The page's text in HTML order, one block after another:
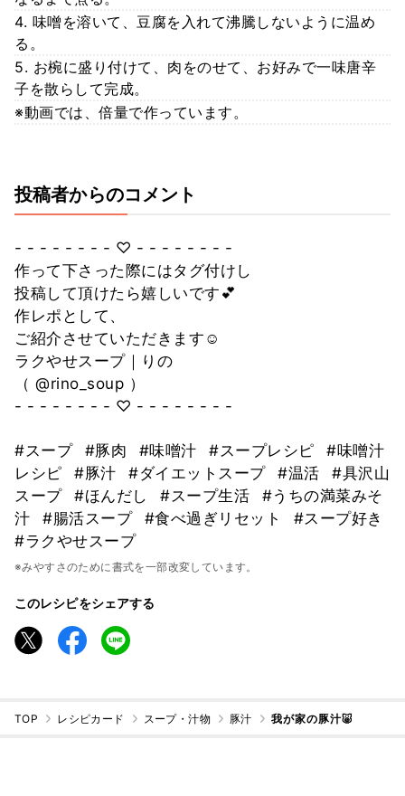
4. 味噌を溶いて、豆腐を入れて沸騰しないように温め
る。
5. お椀に盛り付けて、肉をのせて、お好みで一味唐辛
子を散らして完成。
※動画では、倍量で作っています。
投稿者からのコメント
- - - - - - - - ♡ - - - - - - - -
作って下さった際にはタグ付けし
投稿して頂けたら嬉しいです💕
作レポとして、
ご紹介させていただきます☺️
ラクやせスープ｜りの
（ @rino_soup ）
- - - - - - - - ♡ - - - - - - - -
#スープ #豚肉 #味噌汁 #スープレシピ
#味噌汁
レシピ
#豚汁 #ダイエットスープ #温活
#具沢山
スープ
#ほんだし #スープ生活
#うちの満菜みそ
汁
#腸活スープ #食べ過ぎリセット
#スープ好き
#ラクやせスープ
※みやすさのために書式を一部改変しています。
このレシピをシェアする
TOP レシピカード スープ・汁物 豚汁 我が家の豚汁🐷